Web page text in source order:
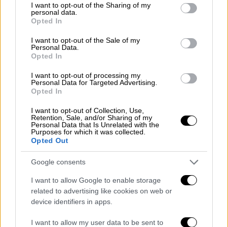
not limited to your visit or usage behaviour. You may click to
grant or deny consent to Google and its third-party tags to
use your data for below specified purposes in below Google
consent section.
I want to opt-out of the Sharing of my
personal data.
Opted In
I want to opt-out of the Sale of my
Personal Data.
Opted In
I want to opt-out of processing my
Personal Data for Targeted Advertising.
Opted In
I want to opt-out of Collection, Use,
Retention, Sale, and/or Sharing of my
Personal Data that Is Unrelated with the
Purposes for which it was collected.
Opted Out
Google consents
I want to allow Google to enable storage
related to advertising like cookies on web or
device identifiers in apps.
I want to allow my user data to be sent to
Ελλάδα
Πολύ υψηλός κίνδυνος πυρκαγιάς την
Τετάρτη - Ποιες περιοχές είναι στο
«κόκκινο»
Δείτε το χάρτη πρόβλεψης κινδύνου από τη
Γενική Γραμματεία Πολιτικής Προστασίας